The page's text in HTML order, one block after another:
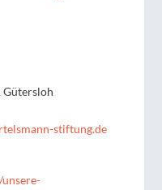
Gütersloh
stiftung.de